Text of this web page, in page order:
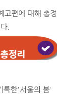
고편에 대해 총정
.
록한'서울의 봄'